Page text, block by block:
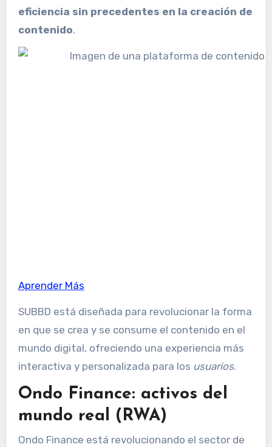
eficiencia sin precedentes en la creación de
contenido.
Aprender Más
SUBBD está diseñada para revolucionar la forma
en que se crea y se consume el contenido en el
mundo digital, ofreciendo una experiencia más
interactiva y personalizada para los usuarios.
Ondo Finance: activos del
mundo real (RWA)
Ondo Finance está revolucionando el sector de